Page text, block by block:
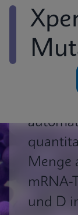
Menge
mRNA-
und D